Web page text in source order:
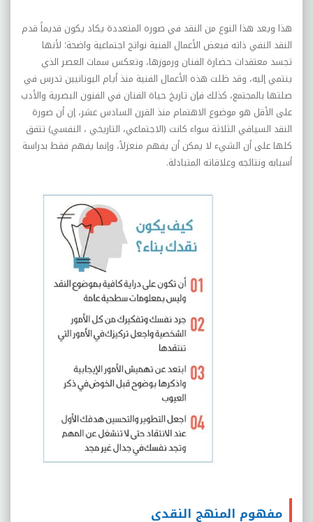
هذا ويعد هذا النوع من النقد في صوره المتعددة يكاد يكون قديماً قدم
النقد النفي ذاته فبعض الأعمال الفنية نواتج اجتماعية واضحة؛ لأنها
تجسد معتقدات حضارة الفنان ورموزها، وتعكس سمات العصر الذي
ينتمي إليه، وقد ظلت هذه الأعمال الفنية منذ أيام اليونانيين تدرس في
صلتها بالمجتمع، كذلك فإن تاريخ حياة الفنان في الفنون البصرية والأدب
على الأقل هو موضوع الاهتمام منذ القرن السادس عشر، إن أن صورة
النقد السياقي الثلاثة سواء كانت (الاجتماعي، التاريخي ، النفسي) تتفق
كلها على أن الشيء لا يمكن أن يفهم منعزلاً، وإنما يفهم فقط بدراسة
أسبابه ونتائجه وعلاقاته المتبادلة.
مفهوم المنهج النقدي